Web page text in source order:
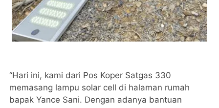
“Hari ini, kami dari Pos Koper Satgas 330
memasang lampu solar cell di halaman rumah
bapak Yance Sani. Dengan adanya bantuan